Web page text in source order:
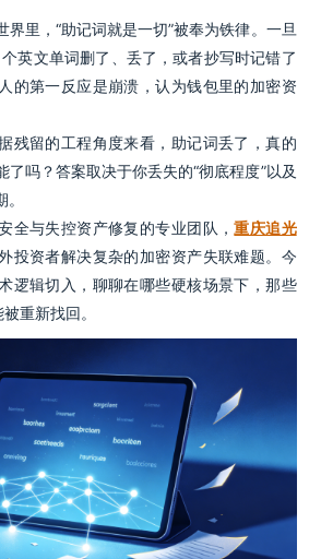
界里，“助记词就是一切”被奉为铁律。一旦
英文单词删了、丢了，或者抄写时记错了
的第一反应是崩溃，认为钱包里的加密资
残留的工程角度来看，助记词丢了，真的
了吗？答案取决于你丢失的“彻底程度”以及
全与失控资产修复的专业团队，重庆追光
投资者解决复杂的加密资产失联难题。今
逻辑切入，聊聊在哪些硬核场景下，那些
重新找回。